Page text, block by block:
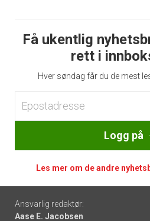
Få ukentlig
rett i
Hver søndag får du de mest
Logg på
Les mer om de andre
Footer
Ansvarlig redaktør:
Aase E. Jacobsen